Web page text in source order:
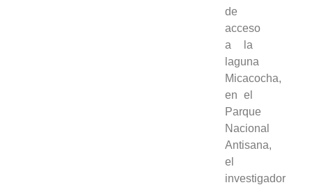
de
acceso
a la
laguna
Micacocha,
en el
Parque
Nacional
Antisana,
el
investigador